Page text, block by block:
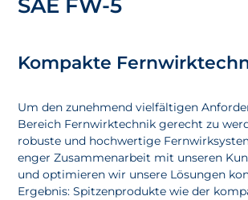
SAE FW-5
Kompakte
Um den zunehmend vielfältigen
Bereich Fernwirktechnik gerecht zu
robuste und hochwertige
enger Zusammenarbeit mit unseren
und optimieren wir unsere Lösungen
Ergebnis: Spitzenprodukte wie der